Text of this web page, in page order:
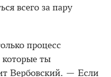
всего за пару
процесс
которые ты
Вербовский. — Если